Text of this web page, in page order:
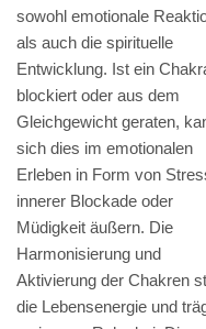
sowohl emotionale
als auch die spirituelle
Entwicklung. Ist ein
blockiert oder aus dem
Gleichgewicht geraten,
sich dies im emotionalen
Erleben in Form von
innerer Blockade oder
Müdigkeit äußern. Die
Harmonisierung und
Aktivierung der Chakren
die Lebensenergie und